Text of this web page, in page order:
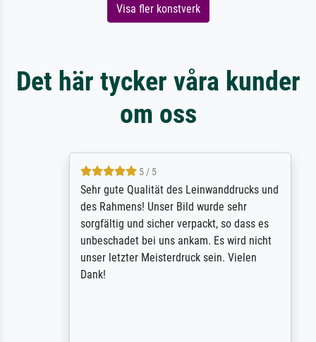
Visa fler konstverk
Det här tycker våra kunder
om oss
5 / 5
Sehr gute Qualität des Leinwanddrucks und
des Rahmens! Unser Bild wurde sehr
sorgfältig und sicher verpackt, so dass es
unbeschadet bei uns ankam. Es wird nicht
unser letzter Meisterdruck sein. Vielen
Dank!